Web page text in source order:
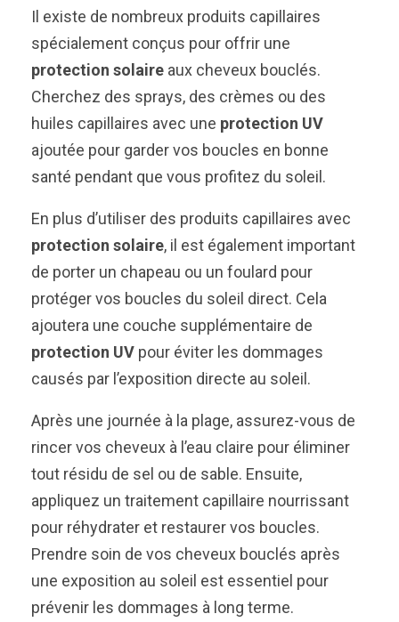
Il existe de nombreux produits capillaires
spécialement conçus pour offrir une
protection solaire aux cheveux bouclés.
Cherchez des sprays, des crèmes ou des
huiles capillaires avec une protection UV
ajoutée pour garder vos boucles en bonne
santé pendant que vous profitez du soleil.
En plus d’utiliser des produits capillaires avec
protection solaire, il est également important
de porter un chapeau ou un foulard pour
protéger vos boucles du soleil direct. Cela
ajoutera une couche supplémentaire de
protection UV pour éviter les dommages
causés par l’exposition directe au soleil.
Après une journée à la plage, assurez-vous de
rincer vos cheveux à l’eau claire pour éliminer
tout résidu de sel ou de sable. Ensuite,
appliquez un traitement capillaire nourrissant
pour réhydrater et restaurer vos boucles.
Prendre soin de vos cheveux bouclés après
une exposition au soleil est essentiel pour
prévenir les dommages à long terme.